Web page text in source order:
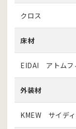
クロス
床材
EIDAI アトムフ
外装材
KMEW サイデ